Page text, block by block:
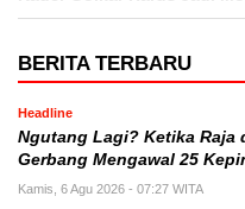
BERITA TERBARU
Headline
Ngutang Lagi? Ketika Raja
Gerbang Mengawal 25
Kamis, 6 Agu 2026 - 07:27 WITA